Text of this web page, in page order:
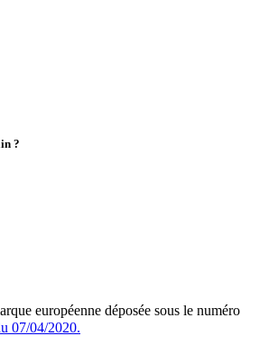
?
européenne déposée sous le numéro
07/04/2020.